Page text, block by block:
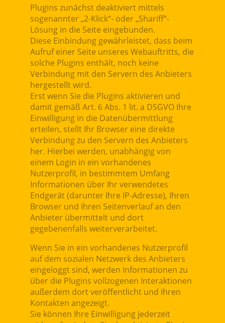
Plugins zunächst deaktiviert mittels
sogenannter „2-Klick“- oder „Shariff“-
Lösung in die Seite eingebunden.
Diese Einbindung gewährleistet, dass beim
Aufruf einer Seite unseres Webauftritts, die
solche Plugins enthält, noch keine
Verbindung mit den Servern des Anbieters
hergestellt wird.
Erst wenn Sie die Plugins aktivieren und
damit gemäß Art. 6 Abs. 1 lit. a DSGVO Ihre
Einwilligung in die Datenübermittlung
erteilen, stellt Ihr Browser eine direkte
Verbindung zu den Servern des Anbieters
her. Hierbei werden, unabhängig von
einem Login in ein vorhandenes
Nutzerprofil, in bestimmtem Umfang
Informationen über Ihr verwendetes
Endgerät (darunter Ihre IP-Adresse), Ihren
Browser und Ihren Seitenverlauf an den
Anbieter übermittelt und dort
gegebenenfalls weiterverarbeitet.
Wenn Sie in ein vorhandenes Nutzerprofil
auf dem sozialen Netzwerk des Anbieters
eingeloggt sind, werden Informationen zu
über die Plugins vollzogenen Interaktionen
außerdem dort veröffentlicht und Ihren
Kontakten angezeigt.
Sie können Ihre Einwilligung jederzeit